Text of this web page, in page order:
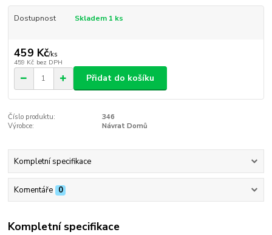
Dostupnost Skladem 1 ks
459 Kč/ks
459 Kč bez DPH
Přidat do košíku
Číslo produktu:
346
Výrobce:
Návrat Domů
Kompletní specifikace
Komentáře 0
Kompletní specifikace